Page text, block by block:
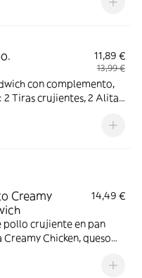
11,89 €
13,99 €
con complemento,
2 Tiras crujientes, 2 Alitas
Creamy
14,49 €
pollo crujiente en pan
Chicken, queso